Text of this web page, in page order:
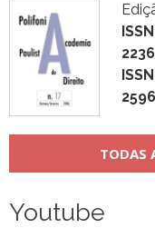
TODAS
Youtube